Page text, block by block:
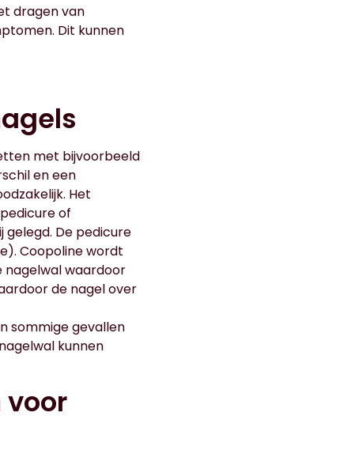
dragen van
Dit kunnen
met bijvoorbeeld
en een
Het
of
De pedicure
Coopoline wordt
waardoor
de nagel over
sommige gevallen
kunnen